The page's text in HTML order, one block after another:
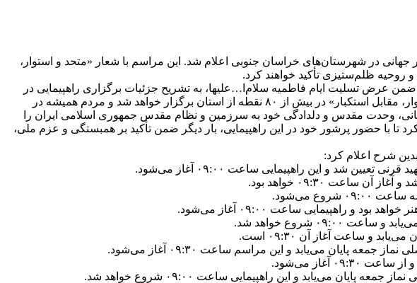
روز ملی مبارزه با استکبار جهانی در شهرستان‌های خراسان جنوبی اعلام شد. این مراسم با شعار «متحد و استوار،
جنوبی، ضمن عرض تسلیت ایام فاطمیه سلام‌ا…‌علیها، به تشریح جزئیات برگزاری راهپیمایی در
شهرستان‌های مختلف استان پرداخت. حجت‌الاسلام مشرفی اعلام کرد که این مراسم با شعار سراسری «متحد و استوار، مقابل استکبار» در بیش از ۸۰ نقطه از استان برگزار خواهد شد و مردم همیشه در
یوم‌ا… ۱۳ آبان، ضمن ابراز انزجار از استکبار جهانی، وحدت مقدس و دلدادگی خود به سرزمین و نظام مقدس جمهوری اسلامی ایران را
تا با حضور پرشور خود در این راهپیمایی، بار دیگر ضمن تأکید بر همبستگی و عزم ملی،
شرح اعلام کرد:
شد و این راهپیمایی ساعت ۰۹:۰۰ آغاز می‌شود.
۰۹:۳۰ خواهد بود.
می‌شود.
راهپیمایی ساعت ۰۹:۰۰ آغاز می‌شود.
شروع خواهد شد.
ساعت آغاز آن ۰۹:۳۰ است.
می‌یابد و این مراسم ساعت ۰۹:۳۰ آغاز می‌شود.
آغاز می‌شود.
می‌یابد و این راهپیمایی ساعت ۰۹:۰۰ شروع خواهد شد.